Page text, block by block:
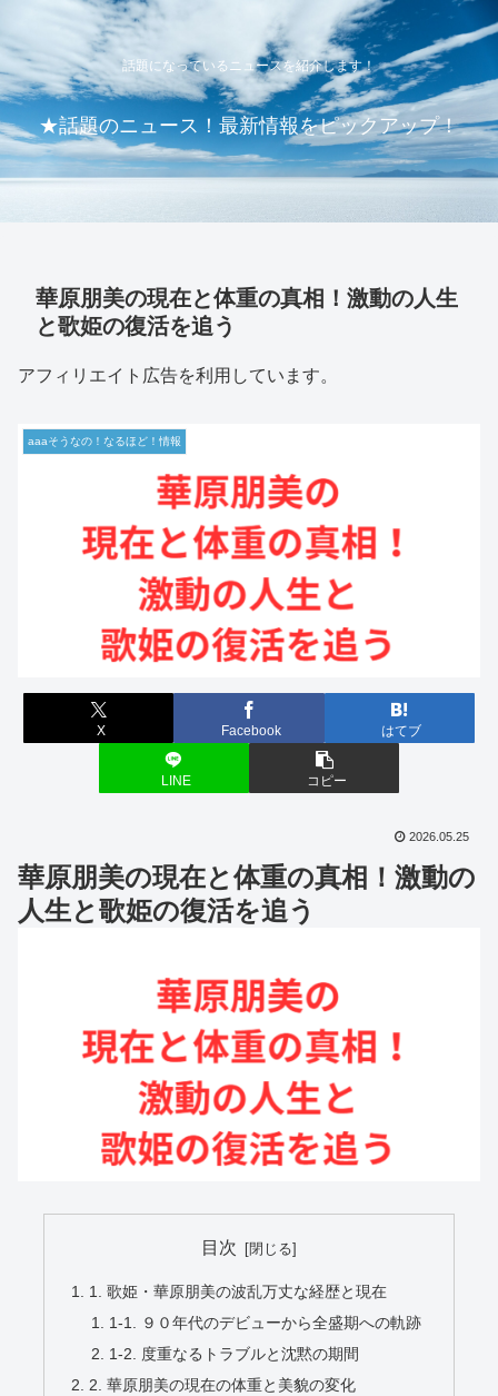
話題になっているニュースを紹介します！
★話題のニュース！最新情報をピックアップ！
華原朋美の現在と体重の真相！激動の人生
と歌姫の復活を追う
アフィリエイト広告を利用しています。
aaaそうなの！なるほど！情報
X Facebook はてブ
LINE コピー
2026.05.25
華原朋美の現在と体重の真相！激動の
人生と歌姫の復活を追う
目次
1. 歌姫・華原朋美の波乱万丈な経歴と現在
1-1. ９０年代のデビューから全盛期への軌跡
1-2. 度重なるトラブルと沈黙の期間
2. 華原朋美の現在の体重と美貌の変化